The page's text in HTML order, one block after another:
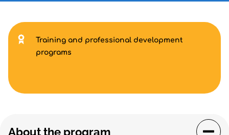
About the program
Training and professional development
programs